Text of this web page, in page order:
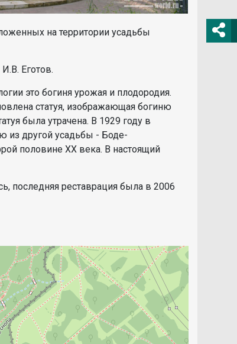
на территории усадьбы
Еготов.
это богиня урожая и плодородия.
статуя, изображающая богиню
была утрачена. В 1929 году в
из другой усадьбы - Боде-
половине XX века. В настоящий
последняя реставрация была в 2006